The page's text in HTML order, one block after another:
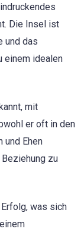
Die Insel ist
und das
einem idealen
mit
er oft in den
und Ehen
zu
was sich